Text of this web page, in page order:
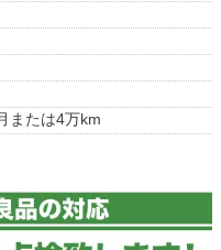
または4万km